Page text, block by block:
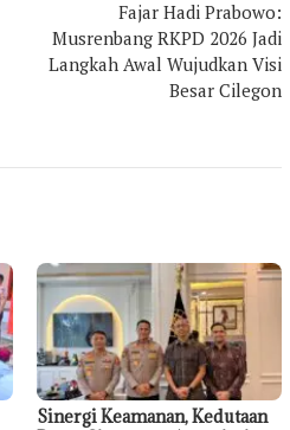
Fajar Hadi Prabowo:
Musrenbang RKPD 2026 Jadi
Langkah Awal Wujudkan Visi
Besar Cilegon
Sinergi Keamanan, Kedutaan